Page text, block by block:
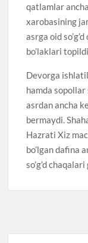
qatlamlar
xarobasining
asrga oid
bo’laklari topildi.
Devorga
hamda
asrdan ancha
bermaydi.
Hazrati Xiz
bo’lgan dafina
so’g’d